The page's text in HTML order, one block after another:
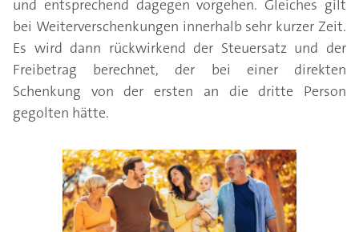
und entsprechend dagegen vorgehen. Gleiches gilt
bei Weiterverschenkungen innerhalb sehr kurzer Zeit.
Es wird dann rückwirkend der Steuersatz und der
Freibetrag berechnet, der bei einer direkten
Schenkung von der ersten an die dritte Person
gegolten hätte.